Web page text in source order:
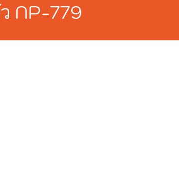
NP-779